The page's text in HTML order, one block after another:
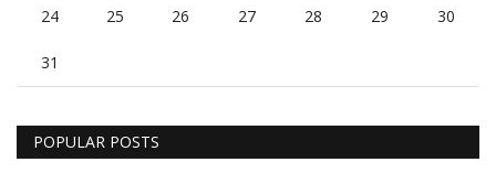
24 25 26 27 28 29 30
31
POPULAR POSTS